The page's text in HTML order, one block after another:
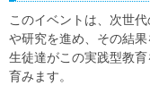
このイベントは、次世
や研究を進め、その結
生徒達がこの実践型教
育みます。